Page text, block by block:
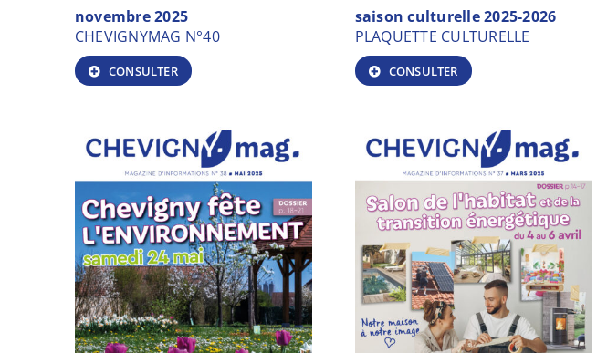
novembre 2025
CHEVIGNYMAG N°40
CONSULTER
saison culturelle 2025-2026
PLAQUETTE CULTURELLE
CONSULTER